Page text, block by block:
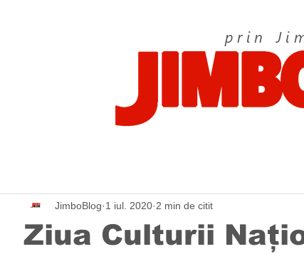
prin
Ziua Culturii
JimboBlog 1 iul. 2020 2 min de citit